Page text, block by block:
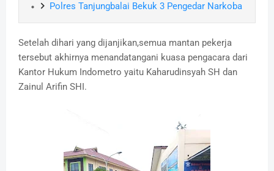
Polres Tanjungbalai Bekuk 3 Pengedar Narkoba
Setelah dihari yang dijanjikan,semua mantan pekerja
tersebut akhirnya menandatangani kuasa pengacara dari
Kantor Hukum Indometro yaitu Kaharudinsyah SH dan
Zainul Arifin SHI.